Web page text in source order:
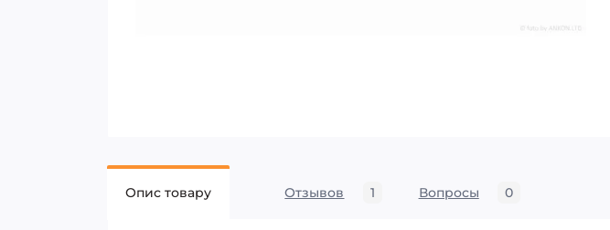
Опис товару Отзывов 1 Вопросы 0